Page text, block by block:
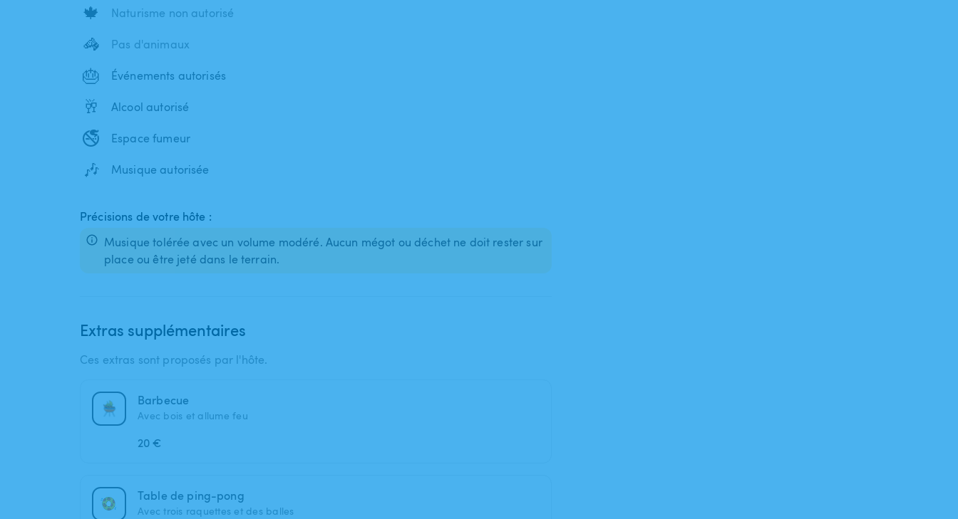
🍁 Naturisme non autorisé
🦓 Pas d'animaux
🎂 Événements autorisés
🥂 Alcool autorisé
🚭 Espace fumeur
🎶 Musique autorisée
Précisions de votre hôte :
Musique tolérée avec un volume modéré. Aucun mégot ou déchet ne doit rester sur
place ou être jeté dans le terrain.
Extras supplémentaires
Ces extras sont proposés par l'hôte.
Barbecue
Avec bois et allume feu
20 €
Table de ping-pong
Avec trois raquettes et des balles